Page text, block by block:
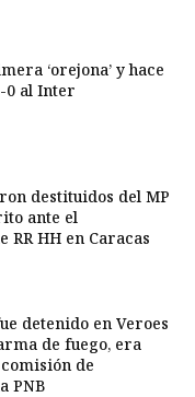
‘orejona’ y hace
0 al Inter
destituidos del MP
ante el
RR HH en Caracas
detenido en Veroes
de fuego, era
de
PNB